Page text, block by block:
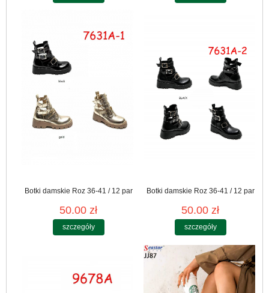
Botki damskie Roz 36-41 / 12 par
50.00 zł
szczegóły
Botki damskie Roz 36-41 / 12 par
50.00 zł
szczegóły